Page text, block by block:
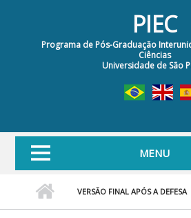
PIEC
Programa de Pós-Graduação
Ciências
Universidade de São
MENU
VERSÃO FINAL APÓS A DEFESA